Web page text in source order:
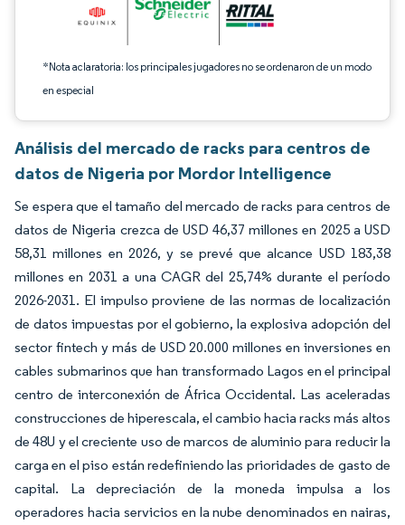
*Nota aclaratoria: los principales jugadores no se ordenaron de un modo
en especial
Análisis del mercado de racks para centros de
datos de Nigeria por Mordor Intelligence
Se espera que el tamaño del mercado de racks para centros de
datos de Nigeria crezca de USD 46,37 millones en 2025 a USD
58,31 millones en 2026, y se prevé que alcance USD 183,38
millones en 2031 a una CAGR del 25,74% durante el período
2026-2031. El impulso proviene de las normas de localización
de datos impuestas por el gobierno, la explosiva adopción del
sector fintech y más de USD 20.000 millones en inversiones en
cables submarinos que han transformado Lagos en el principal
centro de interconexión de África Occidental. Las aceleradas
construcciones de hiperescala, el cambio hacia racks más altos
de 48U y el creciente uso de marcos de aluminio para reducir la
carga en el piso están redefiniendo las prioridades de gasto de
capital. La depreciación de la moneda impulsa a los
operadores hacia servicios en la nube denominados en nairas,